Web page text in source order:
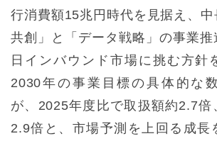
行消費額15兆円時代を見据え、
共創」と「データ戦略」の事業
日インバウンド市場に挑む方針
2030年の事業目標の具体的な
が、2025年度比で取扱額約2.7倍
2.9倍と、市場予測を上回る成長